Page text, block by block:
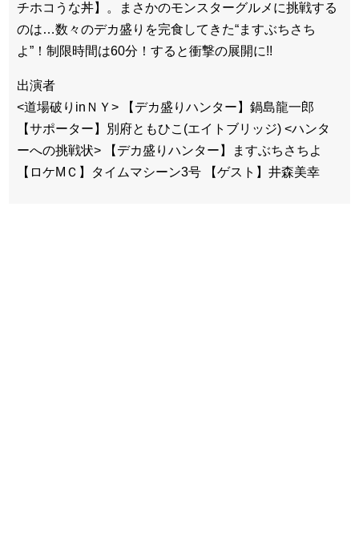
チホコうな丼】。まさかのモンスターグルメに挑戦する
のは…数々のデカ盛りを完食してきた“ますぶちさち
よ”！制限時間は60分！すると衝撃の展開に!!
出演者
<道場破りinＮＹ> 【デカ盛りハンター】鍋島龍一郎
【サポーター】別府ともひこ(エイトブリッジ) <ハンタ
ーへの挑戦状> 【デカ盛りハンター】ますぶちさちよ
【ロケМＣ】タイムマシーン3号 【ゲスト】井森美幸